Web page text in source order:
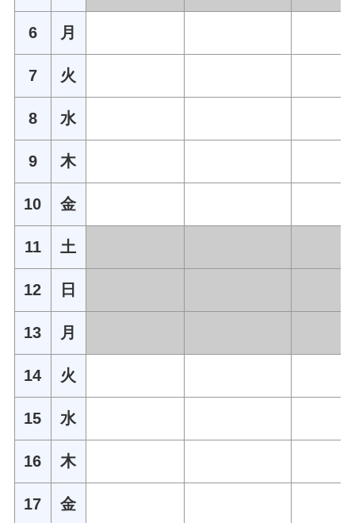
6 月
7 火
8 水
9 木
10 金
11 土
12 日
13 月
14 火
15 水
16 木
17 金